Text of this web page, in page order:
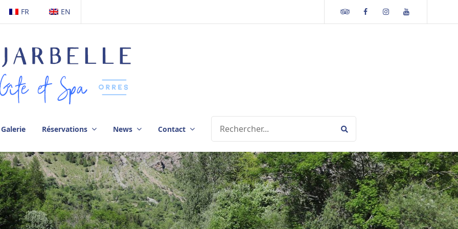
FR EN Tripadvisor
FacebookInstagram
Galerie Réservations News Contact